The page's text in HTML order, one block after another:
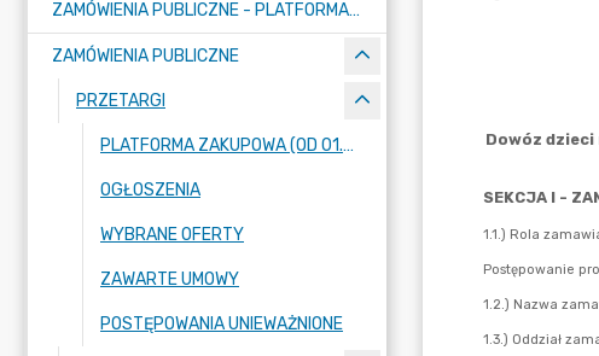
ZAMÓWIENIA PUBLICZNE - PLATFORMA ZAKUPOWA (OD 01.05.2025R.)
ZAMÓWIENIA PUBLICZNE
PRZETARGI
PLATFORMA ZAKUPOWA (OD 01.05.2025R.)
OGŁOSZENIA
WYBRANE OFERTY
ZAWARTE UMOWY
POSTĘPOWANIA UNIEWAŻNIONE